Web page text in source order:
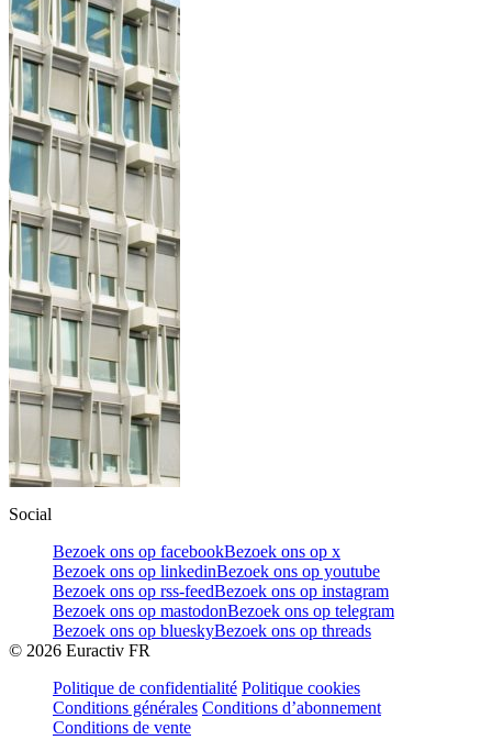
Social
Bezoek ons op facebookBezoek ons op x
Bezoek ons op linkedinBezoek ons op youtube
Bezoek ons op rss-feedBezoek ons op instagram
Bezoek ons op mastodonBezoek ons op telegram
Bezoek ons op blueskyBezoek ons op threads
© 2026 Euractiv FR
Politique de confidentialité Politique cookies
Conditions générales Conditions d’abonnement
Conditions de vente